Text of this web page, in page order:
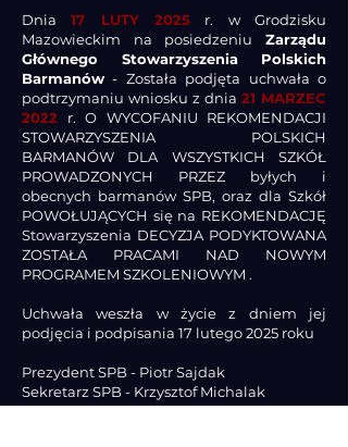
Dnia17 LUTY 2025 r. w Grodzisku
Mazowieckim na posiedzeniu Zarządu
Głównego Stowarzyszenia Polskich
Barmanów - Została podjęta uchwała o
podtrzymaniu wniosku z dnia 21 MARZEC
2022 r. O WYCOFANIU REKOMENDACJI
STOWARZYSZENIA POLSKICH
BARMANÓW DLA WSZYSTKICH SZKÓŁ
PROWADZONYCH PRZEZ byłych i
obecnych barmanów SPB, oraz dla Szkół
POWOŁUJĄCYCH się na REKOMENDACJĘ
Stowarzyszenia DECYZJA PODYKTOWANA
ZOSTAŁA PRACAMI NAD NOWYM
PROGRAMEM SZKOLENIOWYM .
Uchwała weszła w życie z dniem jej
podjęcia i podpisania 17 lutego 2025 roku
Prezydent SPB - Piotr Sajdak
Sekretarz SPB - Krzysztof Michalak